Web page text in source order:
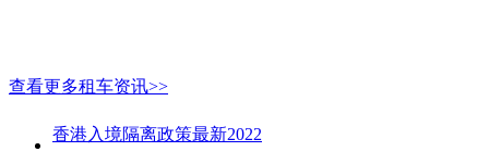
查看更多租车资讯>>
香港入境隔离政策最新2022